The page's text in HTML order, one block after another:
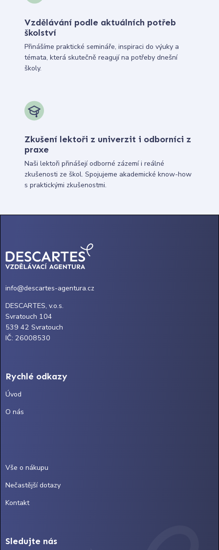
Vzdělávání podle aktuálních potřeb
školství
Přinášíme praktické semináře, inspiraci do výuky a
témata, která skutečně reagují na potřeby dnešní
školy.
Zkušení lektoři z univerzit i odborníci z
praxe
Naši lektoři přinášejí odborné zázemí i reálné
zkušenosti ze škol. Spojujeme akademické know-how
s praktickými zkušenostmi.
info@descartes-agentura.cz
DESCARTES, v.o.s.
Svratouch 104
539 42 Svratouch
IČ: 26008530
Rychlé odkazy
Úvod
O nás
Vše o nákupu
Nečastější dotazy
Kontakt
Sledujte nás